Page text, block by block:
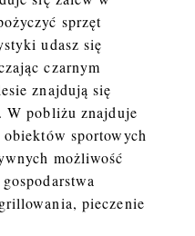
sprzęt
udasz się
czarnym
znajdują się
W pobliżu znajduje
sportowych
możliwość
pieczenie